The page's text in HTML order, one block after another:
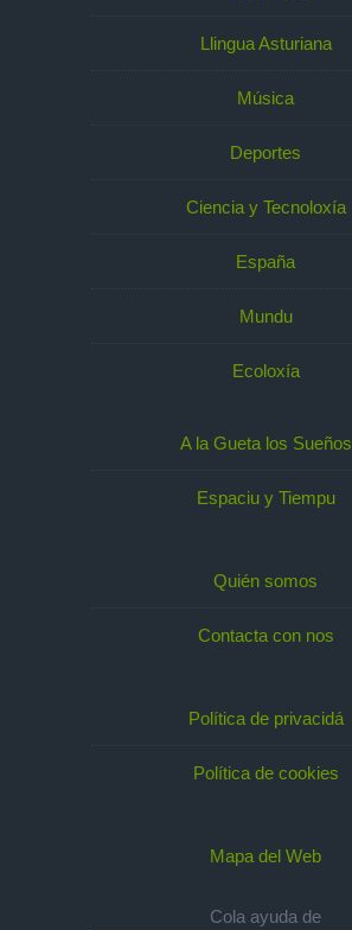
Llingua Asturiana
Música
Deportes
Ciencia y Tecnoloxía
España
Mundu
Ecoloxía
A la Gueta los Sueños
Espaciu y Tiempu
Quién somos
Contacta con nos
Política de privacidá
Política de cookies
Mapa del Web
Cola ayuda de